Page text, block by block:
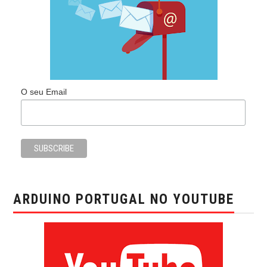
O seu Email
ARDUINO PORTUGAL NO YOUTUBE